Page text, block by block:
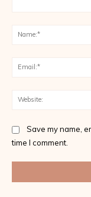
Save my name,
time I comment.